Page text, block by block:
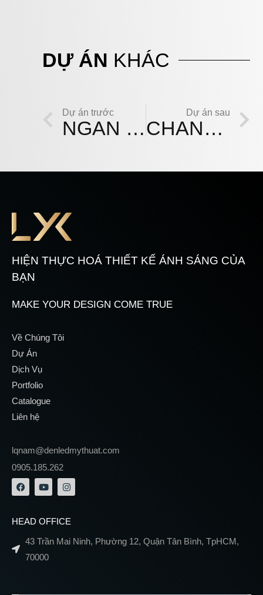
DỰ ÁN KHÁC
Dự án trước
NGÂN HÀNG ACB VĂN LANG
Dự án sau
CHANEL – LOTTE LIỄU GIAI HÀ NỘI
HIỆN THỰC HOÁ THIẾT KẾ ÁNH SÁNG CỦA
BẠN
MAKE YOUR DESIGN COME TRUE
Về Chúng Tôi
Dự Án
Dịch Vụ
Portfolio
Catalogue
Liên hệ
lqnam@denledmythuat.com
0905.185.262
HEAD OFFICE
43 Trần Mai Ninh, Phường 12, Quận Tân Bình, TpHCM,
70000